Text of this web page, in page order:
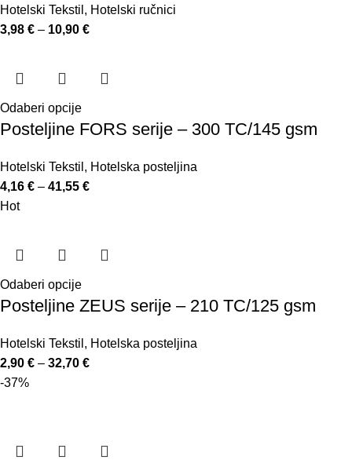
Hotelski Tekstil , Hotelski ručnici
3,98 € – 10,90 €
Odaberi opcije
Posteljine FORS serije – 300 TC/145 gsm
Hotelski Tekstil , Hotelska posteljina
4,16 € – 41,55 €
Hot
Odaberi opcije
Posteljine ZEUS serije – 210 TC/125 gsm
Hotelski Tekstil , Hotelska posteljina
2,90 € – 32,70 €
-37%